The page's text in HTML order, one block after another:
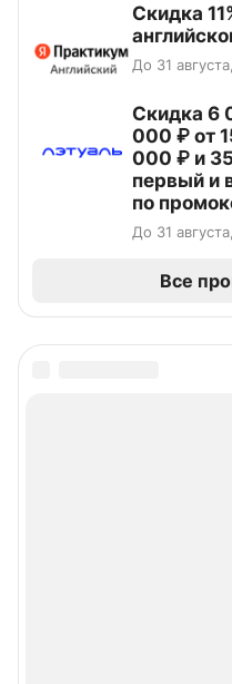
Скидка
До 31
Скидка 6
000 ₽ от
000 ₽ и
первый и
по
До 31
Все